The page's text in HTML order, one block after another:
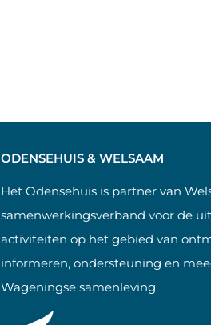
ODENSEHUIS & WELSAAM
Het Odensehuis is partner van
samenwerkingsverband voor de
activiteiten op het gebied van
informeren, ondersteuning en
Wageningse samenleving.